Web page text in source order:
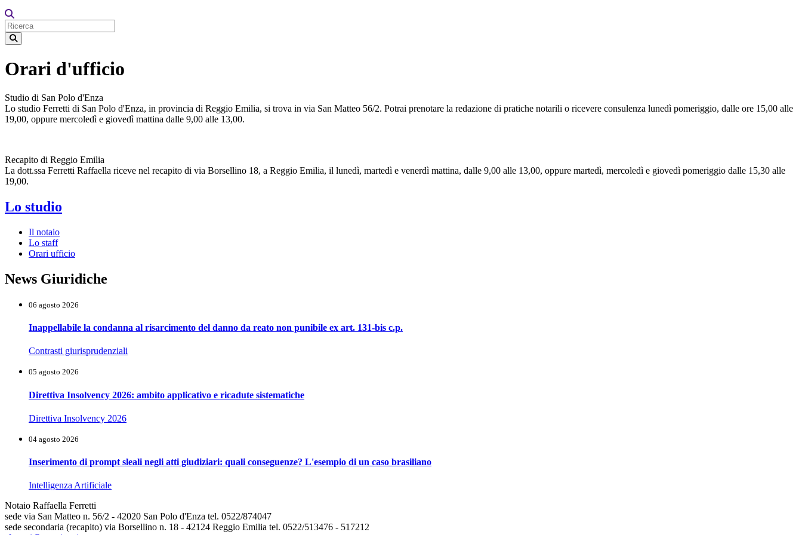
Orari d'ufficio
Studio di San Polo d'Enza
Lo studio Ferretti di San Polo d'Enza, in provincia di Reggio Emilia, si trova in via San Matteo 56/2. Potrai prenotare la redazione di pratiche notarili o ricevere consulenza lunedì pomeriggio, dalle ore 15,00 alle
19,00, oppure mercoledì e giovedì mattina dalle 9,00 alle 13,00.
Recapito di Reggio Emilia
La dott.ssa Ferretti Raffaella riceve nel recapito di via Borsellino 18, a Reggio Emilia, il lunedì, martedì e venerdì mattina, dalle 9,00 alle 13,00, oppure martedì, mercoledì e giovedì pomeriggio dalle 15,30 alle
19,00.
Lo studio
Il notaio
Lo staff
Orari ufficio
News Giuridiche
06 agosto 2026
Inappellabile la condanna al risarcimento del danno da reato non punibile ex art. 131-bis c.p.
Contrasti giurisprudenziali
05 agosto 2026
Direttiva Insolvency 2026: ambito applicativo e ricadute sistematiche
Direttiva Insolvency 2026
04 agosto 2026
Inserimento di prompt sleali negli atti giudiziari: quali conseguenze? L'esempio di un caso brasiliano
Intelligenza Artificiale
Notaio Raffaella Ferretti
sede via San Matteo n. 56/2 - 42020 San Polo d'Enza tel. 0522/874047
sede secondaria (recapito) via Borsellino n. 18 - 42124 Reggio Emilia tel. 0522/513476 - 517212